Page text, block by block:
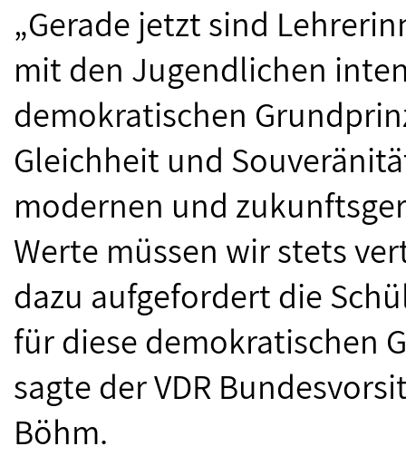
„Gerade jetzt sind
mit den Jugendlichen
demokratischen
Gleichheit und
modernen und
Werte müssen wir stets
dazu aufgefordert die
für diese demokratischen
sagte der VDR
Böhm.